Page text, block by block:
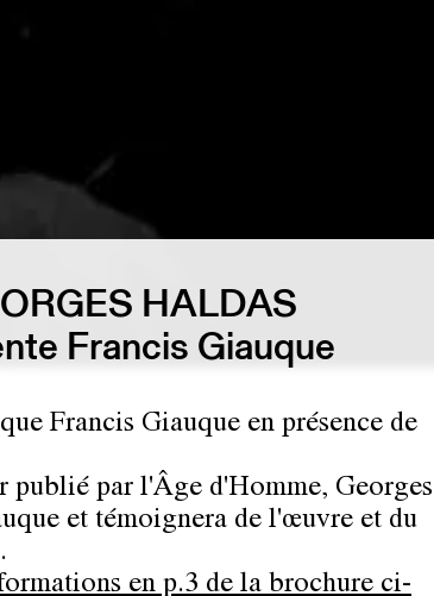
HALDAS
Francis Giauque
Francis Giauque en présence de
publié par l'Âge d'Homme, Georges
et témoignera de l'œuvre et du
en p.3 de la brochure ci-